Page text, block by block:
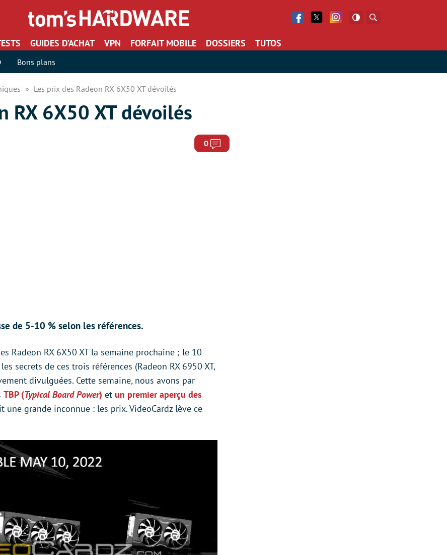
Facebook
Twitter Facebook
GUIDES D’ACHAT VPN FORFAIT MOBILE DOSSIERS TUTOS
Bons plans
Les prix des Radeon RX 6X50 XT dévoilés
RX 6X50 XT dévoilés
0 Commentaires
de 5-10 % selon les références.
Radeon RX 6X50 XT la semaine prochaine ; le 10
secrets de ces trois références (Radeon RX 6950 XT,
divulguées. Cette semaine, nous avons par
TBP (Typical Board Power) et un premier aperçu des
une grande inconnue : les prix. VideoCardz lève ce